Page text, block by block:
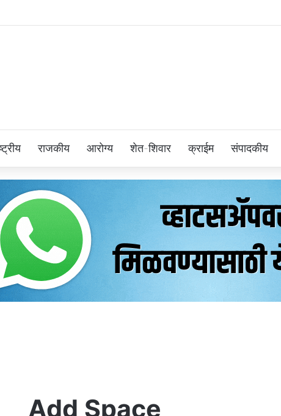
राजकीय आरोग्य शेत-शिवार क्राईम संपादकीय
Add Space